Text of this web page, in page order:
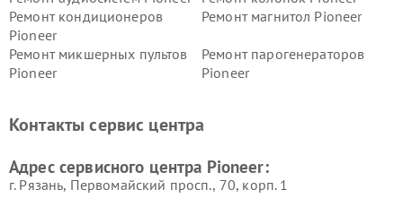
Ремонт кондиционеров
Pioneer
Ремонт магнитол Pioneer
Ремонт микшерных пультов
Pioneer
Ремонт парогенераторов
Pioneer
Контакты сервис центра
Адрес сервисного центра Pioneer:
г. Рязань, Первомайский просп., 70, корп. 1